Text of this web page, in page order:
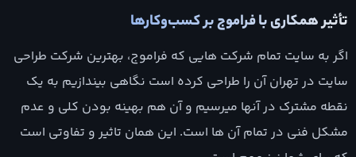
تأثیر همکاری با فراموج بر کسب‌وکارها
اگر به سایت تمام شرکت هایی که فراموج، بهترین شرکت طراحی
سایت در تهران آن را طراحی کرده است نگاهی بیندازیم به یک
نقطه مشترک در آنها میرسیم و آن هم بهینه بودن کلی و عدم
مشکل فنی در تمام آن ها است. این همان تاثیر و تفاوتی است